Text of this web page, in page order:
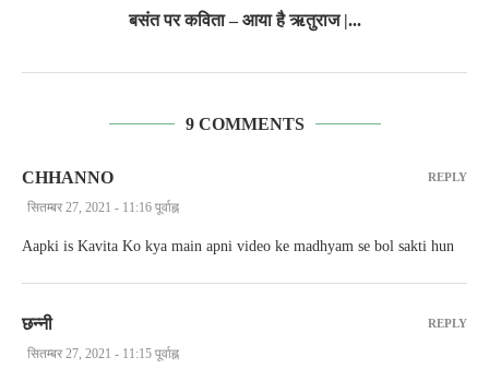
बसंत पर कविता – आया है ऋतुराज |...
9 COMMENTS
CHHANNO
सितम्बर 27, 2021 - 11:16 पूर्वाह्न
Aapki is Kavita Ko kya main apni video ke madhyam se bol sakti hun
REPLY
छन्नी
सितम्बर 27, 2021 - 11:15 पूर्वाह्न
REPLY